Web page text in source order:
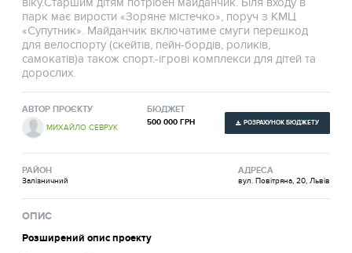
парк має вирости «Зоряне містечко», поруч з КМЦ
«Супутник». Майданчик включатиме смуги перешкод
для велоспорту (скейтів, пейн-бордів, роликів,
самокатів)а також спорт.-ігрові комплекси для дітей та
дорослих.
АВТОР ПРОЄКТУ
МИХАЙЛО СЕВРУК
БЮДЖЕТ
500 000 ГРН РОЗРАХУНОК БЮДЖЕТУ
РАЙОН
Залізничний
АДРЕСА
вул. Повітряна, 20, Львів
ОПИС
Розширений опис проекту